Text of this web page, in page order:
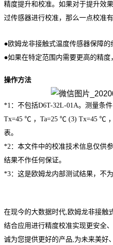
精度提升和校准。如果对于提升效
过传感器进行校准，那么一点校准
●欧姆龙非接触式温度传感器保障
●如果在特定范围内需要更高的精
操作方法
*1：不包括D6T-32L-01A。测量条
Tx=45 ℃ ，Ta=25 ℃ (3) Tx=45 ℃
表。
*2：本文件中的校准技术信息仅供
结果不作任何保证。
*3：这是欧姆龙内部测试结果，不
在现今的大数据时代, 欧姆龙非接触
结合应用进行精度校准实现更安全
诚为您提供更好的产品,为未来美好